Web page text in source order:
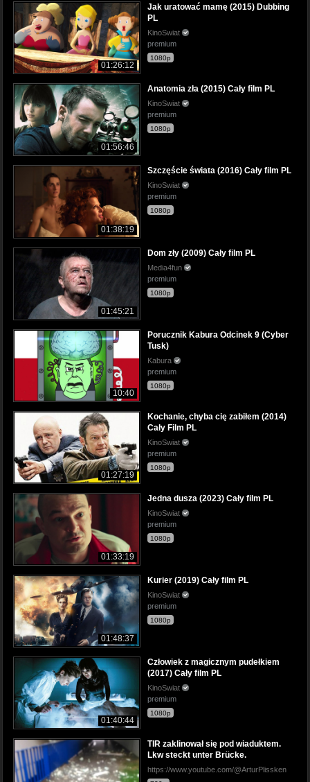
01:26:12
Jak uratować mamę (2015) Dubbing
PL
KinoSwiat
premium
1080p
01:56:46
Anatomia zła (2015) Cały film PL
KinoSwiat
premium
1080p
01:38:19
Szczęście świata (2016) Cały film PL
KinoSwiat
premium
1080p
01:45:21
Dom zły (2009) Cały film PL
Media4fun
premium
1080p
10:40
Porucznik Kabura Odcinek 9 (Cyber
Tusk)
Kabura
premium
1080p
01:27:19
Kochanie, chyba cię zabiłem (2014)
Cały Film PL
KinoSwiat
premium
1080p
01:33:19
Jedna dusza (2023) Cały film PL
KinoSwiat
premium
1080p
01:48:37
Kurier (2019) Cały film PL
KinoSwiat
premium
1080p
01:40:44
Człowiek z magicznym pudełkiem
(2017) Cały film PL
KinoSwiat
premium
1080p
TIR zaklinował się pod wiaduktem.
Lkw steckt unter Brücke.
https://www.youtube.com/@ArturPlissken